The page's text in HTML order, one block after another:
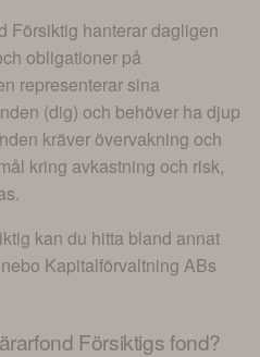
Försiktig hanterar dagligen
obligationer på
representerar sina
(dig) och behöver ha djup
kräver övervakning och
kring avkastning och risk,
kan du hitta bland annat
Kapitalförvaltning ABs
Försiktigs fond?